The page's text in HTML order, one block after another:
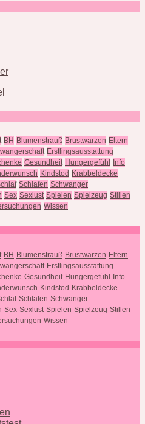
BH Blumenstrauß Brustwarzen Eltern
Erstlingsausstattung
Gesundheit Hungergefühl
Info
Kindstod Krabbeldecke
Schlafen Schwanger
Sex Sexlust Spielen Spielzeug Stillen
Wissen
BH Blumenstrauß Brustwarzen Eltern
Erstlingsausstattung
Gesundheit Hungergefühl
Info
Kindstod Krabbeldecke
Schlafen Schwanger
Sex Sexlust Spielen Spielzeug Stillen
Wissen